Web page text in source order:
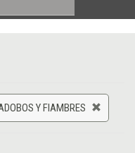
Y FIAMBRES